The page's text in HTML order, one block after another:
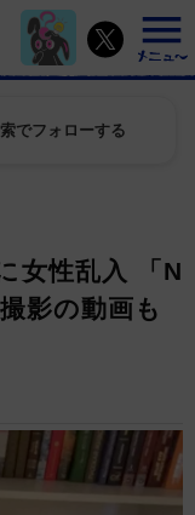
でフォローする
女性乱入 「N
影の動画も